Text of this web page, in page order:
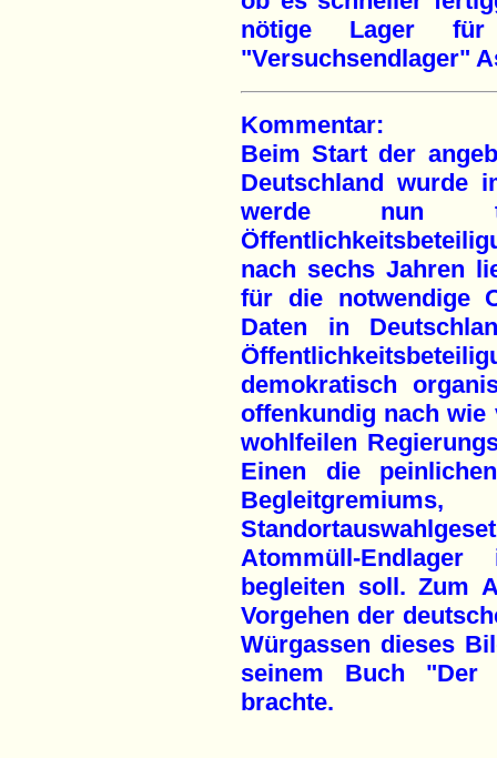
nötige Lager für
"Versuchsendlager"
Kommentar:
Beim Start der
Deutschland wurde
werde nun
nach sechs Jahren
für die notwendige
Daten in
demokratisch
offenkundig nach
wohlfeilen
Einen die
Atommüll-
begleiten soll. Zum
Vorgehen der
Würgassen dieses
seinem Buch "Der
brachte.